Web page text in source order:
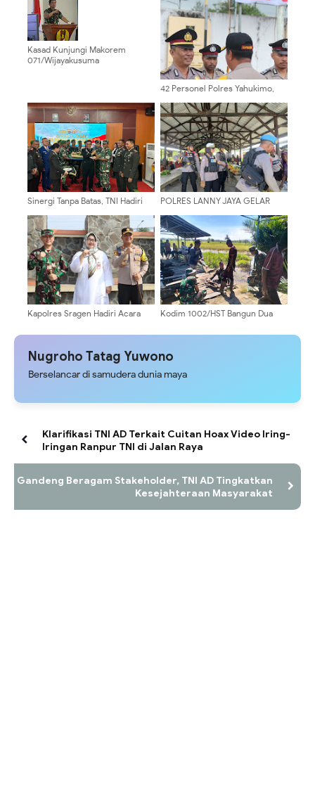
Kasad Kunjungi Makorem
071/Wijayakusuma
42 Personel Polres Yahukimo,
Naik Pangkat, Kapolres: Jadikan
Amanah untuk Meningkatkan
Pengabdian kepada Masyarakat. ‎
Sinergi Tanpa Batas, TNI Hadiri
Wujudkan Malinau Aman dan
Harmonis
POLRES LANNY JAYA GELAR
JELANG KONVOI PIALA DUNIA
DAN NOBAR PESTA BABI DI TIOM
Kapolres Sragen Hadiri Acara
"Menyambung Juang Merengkuh
Kodim 1002/HST Bangun Dua
Jembatan Beton untuk Perkuat
Nugroho Tatag Yuwono
Berselancar di samudera dunia maya
Klarifikasi TNI AD Terkait Cuitan Hoax Video Iring-
Iringan Ranpur TNI di Jalan Raya
Gandeng Beragam Stakeholder, TNI AD Tingkatkan
Kesejahteraan Masyarakat